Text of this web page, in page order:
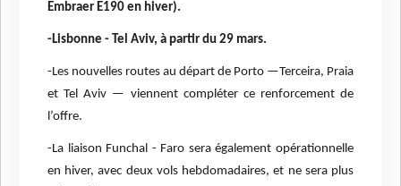
Embraer E190 en hiver).
-Lisbonne - Tel Aviv, à partir du 29 mars.
-Les nouvelles routes au départ de Porto —Terceira, Praia
et Tel Aviv — viennent compléter ce renforcement de
l’offre.
-La liaison Funchal - Faro sera également opérationnelle
en hiver, avec deux vols hebdomadaires, et ne sera plus